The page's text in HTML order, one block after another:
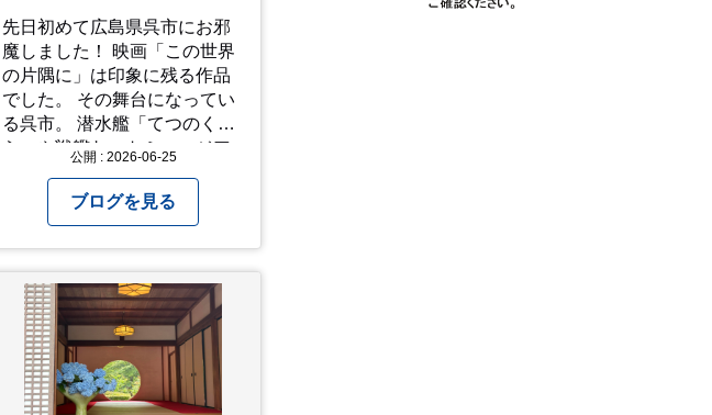
先日初めて広島県呉市にお邪
魔しました！ 映画「この世界
の片隅に」は印象に残る作品
でした。 その舞台になってい
る呉市。 潜水艦「てつのくじ
ら」や戦艦ヤマトミュージア
戦後の街の様子を知ることが
できました。 戦争についての
情報は胸の痛む内容もありま
すが、 改めて色々考えること
ができるので、行って本当に
良かったです！ そして美味し
い物もたくさん。 写真は地元
のスーパーで買った自分への
お土産たち。 お好み焼きもや
公開 : 2026-06-25
ブログを見る